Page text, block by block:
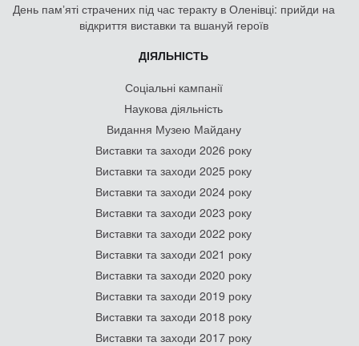
День памʼяті страчених під час теракту в Оленівці: прийди на
відкриття виставки та вшануй героїв
ДІЯЛЬНІСТЬ
Соціальні кампанії
Наукова діяльність
Видання Музею Майдану
Виставки та заходи 2026 року
Виставки та заходи 2025 року
Виставки та заходи 2024 року
Виставки та заходи 2023 року
Виставки та заходи 2022 року
Виставки та заходи 2021 року
Виставки та заходи 2020 року
Виставки та заходи 2019 року
Виставки та заходи 2018 року
Виставки та заходи 2017 року